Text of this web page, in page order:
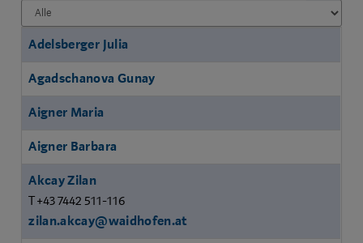
FILTER
NACH
ANFANGSBUCHSTABE
Name
Adelsberger Julia
Agadschanova Gunay
Aigner Maria
Aigner Barbara
Akcay Zilan
T +43 7442 511-116
zilan.akcay@waidhofen.at